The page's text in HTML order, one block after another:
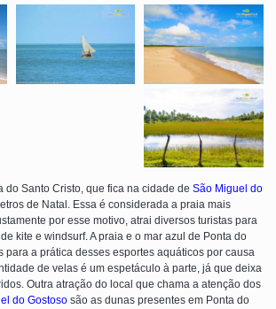
do Santo Cristo, que fica na cidade de São Miguel do
de Natal. Essa é considerada a praia mais
por esse motivo, atrai diversos turistas para
kite e windsurf. A praia e o mar azul de Ponta do
para a prática desses esportes aquáticos por causa
de velas é um espetáculo à parte, já que deixa
Outra atração do local que chama a atenção dos
do Gostoso são as dunas presentes em Ponta do